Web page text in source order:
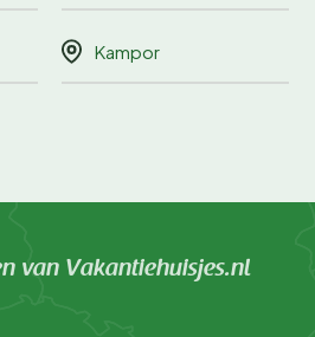
Kampor
van Vakantiehuisjes.nl